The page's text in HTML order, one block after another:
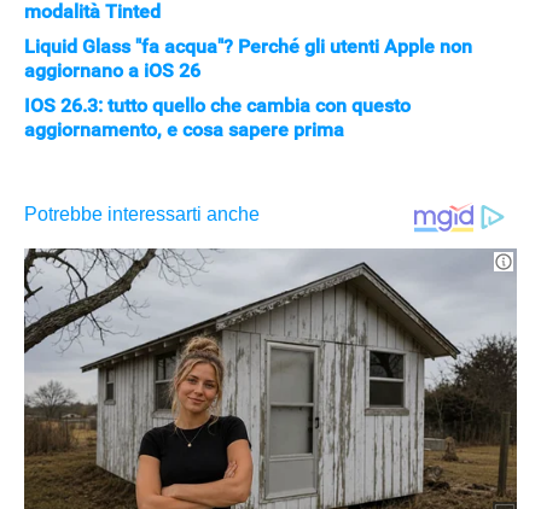
modalità Tinted
Liquid Glass "fa acqua"? Perché gli utenti Apple non
aggiornano a iOS 26
IOS 26.3: tutto quello che cambia con questo
aggiornamento, e cosa sapere prima